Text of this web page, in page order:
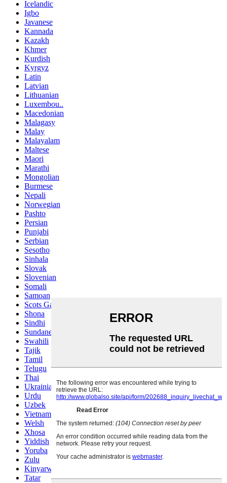
Icelandic
Igbo
Javanese
Kannada
Kazakh
Khmer
Kurdish
Kyrgyz
Latin
Latvian
Lithuanian
Luxembou..
Macedonian
Malagasy
Malay
Malayalam
Maltese
Maori
Marathi
Mongolian
Burmese
Nepali
Norwegian
Pashto
Persian
Punjabi
Serbian
Sesotho
Sinhala
Slovak
Slovenian
Somali
Samoan
Scots Gaelic
Shona
Sindhi
Sundanese
Swahili
Tajik
Tamil
Telugu
Thai
Ukrainian
Urdu
Uzbek
Vietnamese
Welsh
Xhosa
Yiddish
Yoruba
Zulu
Kinyarwanda
Tatar